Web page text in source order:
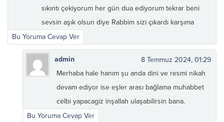
sıkıntı çekiyorum her gün dua ediyorum tekrar beni
sevsin aşık olsun diye Rabbim sizi çıkardı karşıma
Bu Yoruma Cevap Ver
admin
8 Temmuz 2024, 01:29
Merhaba hale hanım şu anda dini ve resmi nikah
devam ediyor ise eşler arası bağlama muhabbet
celbi yapacagiz inşallah ulaşabilirsin bana.
Bu Yoruma Cevap Ver